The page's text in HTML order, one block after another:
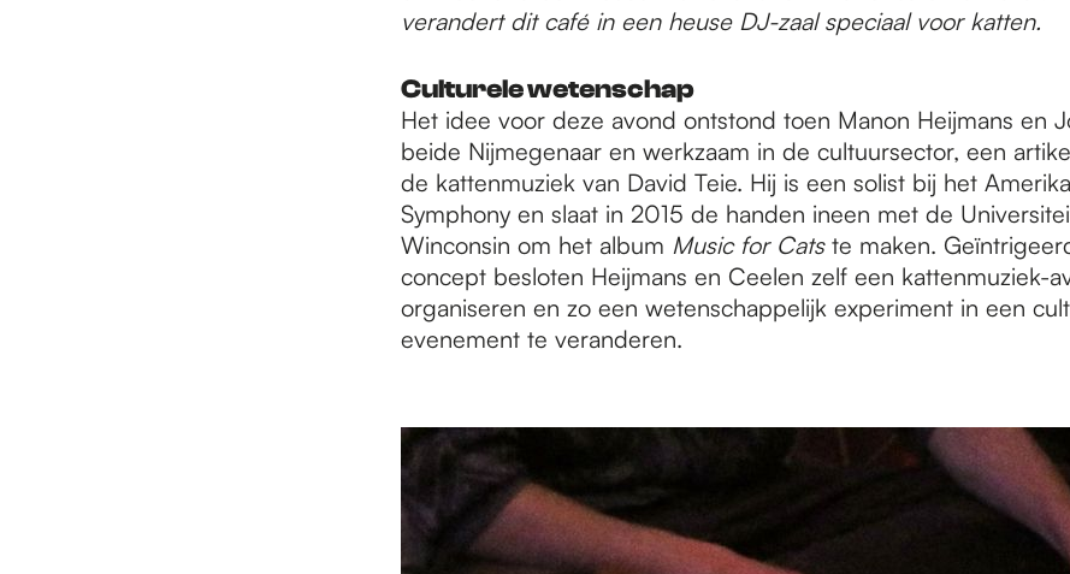
verandert dit café in een heuse DJ-zaal speciaal voor katten.
Culturele wetenschap
Het idee voor deze avond ontstond toen Manon Heijmans en
beide Nijmegenaar en werkzaam in de cultuursector, een
de kattenmuziek van David Teie. Hij is een solist bij het
Symphony en slaat in 2015 de handen ineen met de
Winconsin om het album Music for Catste maken.
concept besloten Heijmans en Ceelen zelf een kattenmuziek-
organiseren en zo een wetenschappelijk experiment in een
evenement te veranderen.